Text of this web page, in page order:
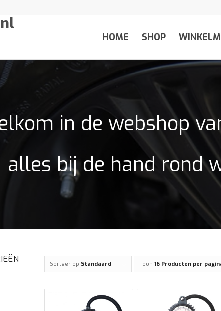
nl
HOME SHOP
in de webshop
alles bij de hand rond
Sorteer op Standaard Toon16 Producten per